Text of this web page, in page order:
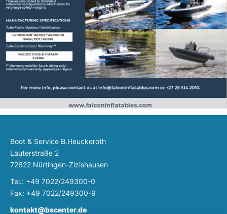
Boot & Service B.Heuckeroth
Lauterstraße 2
72622 Nürtingen-Zizishausen
Tel.: +49 7022/249300-0
Fax: +49 7022/249300-9
kontakt@bscenter.de